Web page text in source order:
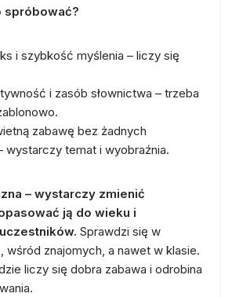
spróbować?
i szybkość myślenia – liczy się
i zasób słownictwa – trzeba
zabawę bez żadnych
wystarczy temat i wyobraźnia.
– wystarczy zmienić
ją do wieku i
Sprawdzi się w
wśród znajomych, a nawet w klasie.
liczy się dobra zabawa i odrobina